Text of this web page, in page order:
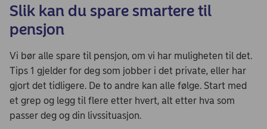
Slik kan du spare smartere til
pensjon
Vi bør alle spare til pensjon, om vi har muligheten til det.
Tips 1 gjelder for deg som jobber i det private, eller har
gjort det tidligere. De to andre kan alle følge. Start med
et grep og legg til flere etter hvert, alt etter hva som
passer deg og din livssituasjon.